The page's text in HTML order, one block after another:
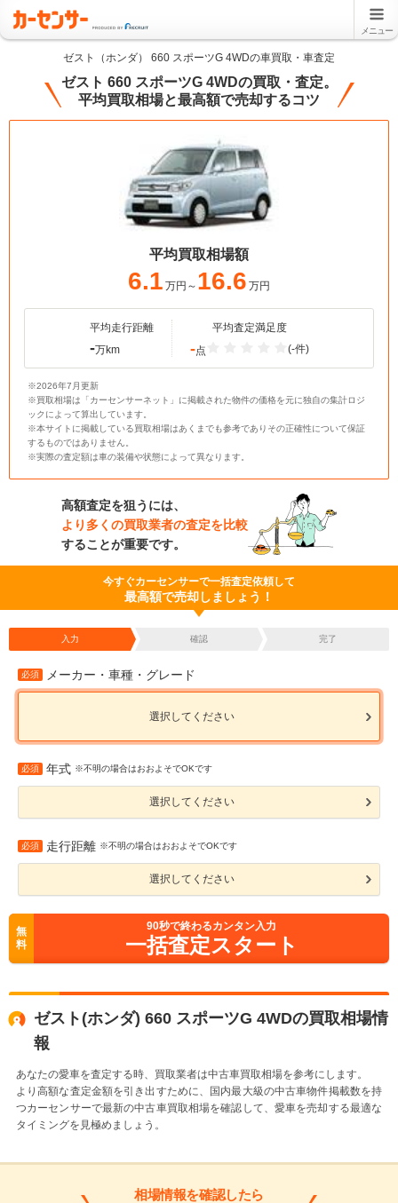
メニュー
ゼスト（ホンダ） 660 スポーツG 4WDの車買取・車査定
ゼスト 660 スポーツG 4WDの買取・査定。
平均買取相場と最高額で売却するコツ
平均買取相場額
6.1 万円～ 16.6 万円
平均走行距離
-万km
平均査定満足度
-点 (-件)
※2026年7月更新
※買取相場は「カーセンサーネット」に掲載された物件の価格を元に独自の集計ロジ
ックによって算出しています。
※本サイトに掲載している買取相場はあくまでも参考でありその正確性について保証
するものではありません。
※実際の査定額は車の装備や状態によって異なります。
高額査定を狙うには、
より多くの買取業者の査定を比較
することが重要です。
今すぐカーセンサーで一括査定依頼して
最高額で売却しましょう！
入力 確認 完了
必須 メーカー・車種・グレード
選択してください
必須 年式 ※不明の場合はおおよそでOKです
選択してください
必須 走行距離 ※不明の場合はおおよそでOKです
選択してください
無
料
90秒で終わるカンタン入力
一括査定スタート
ゼスト(ホンダ) 660 スポーツG 4WDの買取相場情
報
あなたの愛車を査定する時、買取業者は中古車買取相場を参考にします。
より高額な査定金額を引き出すために、国内最大級の中古車物件掲載数を持
つカーセンサーで最新の中古車買取相場を確認して、愛車を売却する最適な
タイミングを見極めましょう。
相場情報を確認したら